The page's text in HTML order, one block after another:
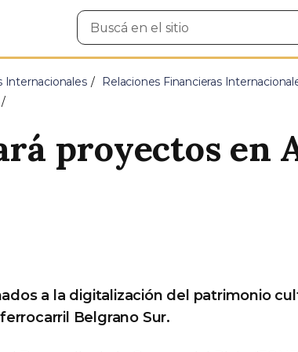
Buscar
en
Internacionales
Relaciones Financieras
proyectos en
a la digitalización del patrimonio
Belgrano Sur.